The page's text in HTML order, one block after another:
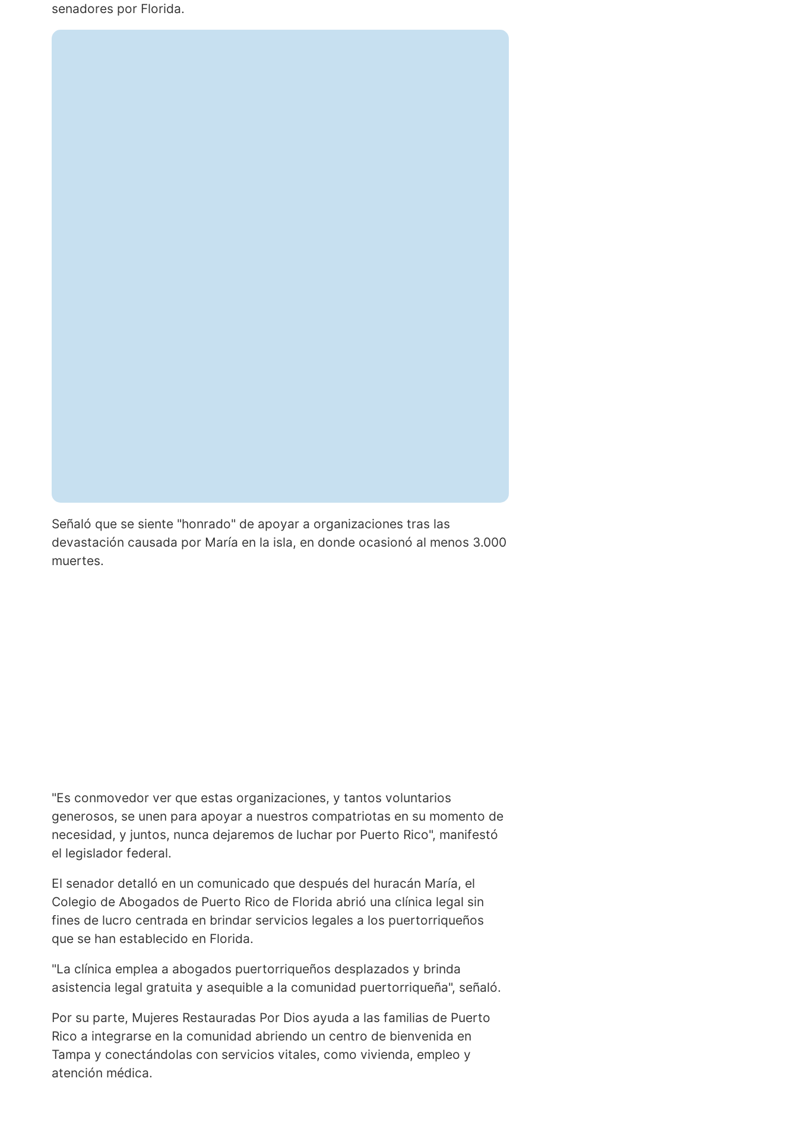
senadores por Florida.
Señaló que se siente "honrado" de apoyar a organizaciones tras las
devastación causada por María en la isla, en donde ocasionó al menos 3.000
muertes.
"Es conmovedor ver que estas organizaciones, y tantos voluntarios
generosos, se unen para apoyar a nuestros compatriotas en su momento de
necesidad, y juntos, nunca dejaremos de luchar por Puerto Rico", manifestó
el legislador federal.
El senador detalló en un comunicado que después del huracán María, el
Colegio de Abogados de Puerto Rico de Florida abrió una clínica legal sin
fines de lucro centrada en brindar servicios legales a los puertorriqueños
que se han establecido en Florida.
"La clínica emplea a abogados puertorriqueños desplazados y brinda
asistencia legal gratuita y asequible a la comunidad puertorriqueña", señaló.
Por su parte, Mujeres Restauradas Por Dios ayuda a las familias de Puerto
Rico a integrarse en la comunidad abriendo un centro de bienvenida en
Tampa y conectándolas con servicios vitales, como vivienda, empleo y
atención médica.